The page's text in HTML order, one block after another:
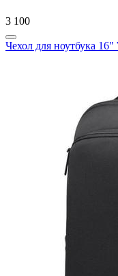
3 100
Чехол для ноутбука